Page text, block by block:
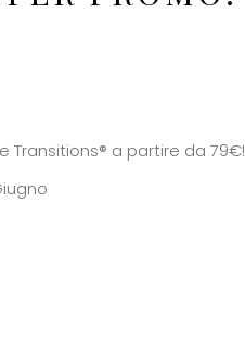
Transitions® a partire da 79€!